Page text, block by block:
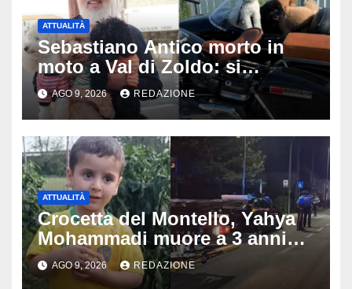
ATTUALITÀ
Sebastiano Antico morto in
moto a Val di Zoldo: si
schianta con il sidecar, salvi i
due cagnolini
AGO 9, 2026 REDAZIONE
ATTUALITÀ
Crocetta del Montello, Yahya
Mohammadi muore a 3 anni
dopo 72 ore di agonia: era
stato travolto da un’auto
AGO 9, 2026 REDAZIONE